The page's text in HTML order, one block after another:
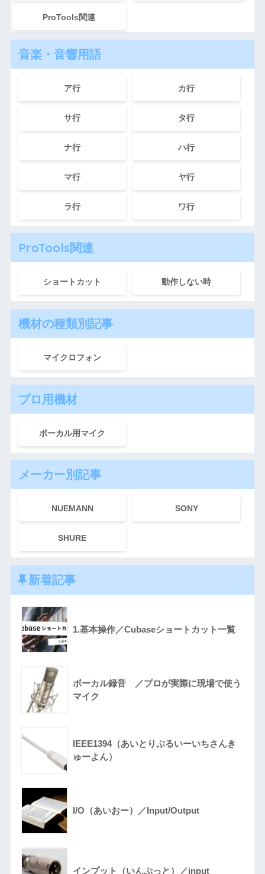
ProTools関連
音楽・音響用語
ア行 カ行
サ行 タ行
ナ行 ハ行
マ行 ヤ行
ラ行 ワ行
ProTools関連
ショートカット 動作しない時
機材の種類別記事
マイクロフォン
プロ用機材
ボーカル用マイク
メーカー別記事
NUEMANN SONY
SHURE
新着記事
1.基本操作／Cubaseショートカット一覧
ボーカル録音 ／プロが実際に現場で使う
マイク
IEEE1394（あいとりぷるいーいちさんき
ゅーよん）
I/O（あいおー）／Input/Output
インプット（いんぷっと）／input